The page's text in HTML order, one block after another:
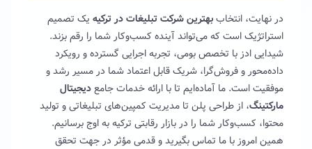
در نهایت، انتخاببهترین شرکت تبلیغات در ترکیه یک تصمیم
استراتژیک است که می‌تواند آینده کسب‌وکار شما را رقم بزند.
شیدایی ادز با تخصص بومی، تجربه اجرایی گسترده و رویکرد
داده‌محور و فروش‌گرا، شریک قابل اعتماد شما در مسیر رشد و
موفقیت است. ما آماده‌ایم تا با ارائه خدمات جامعدیجیتال
مارکتینگ، از طراحی پلن تا مدیریت کمپین‌های تبلیغاتی و تولید
محتوا، کسب‌وکار شما را در بازار رقابتی ترکیه به اوج برسانیم.
همین امروز با ما تماس بگیرید و قدمی مؤثر در جهت تحقق